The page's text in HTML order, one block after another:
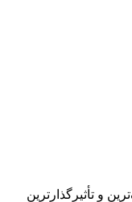
و تأثیرگذارترین